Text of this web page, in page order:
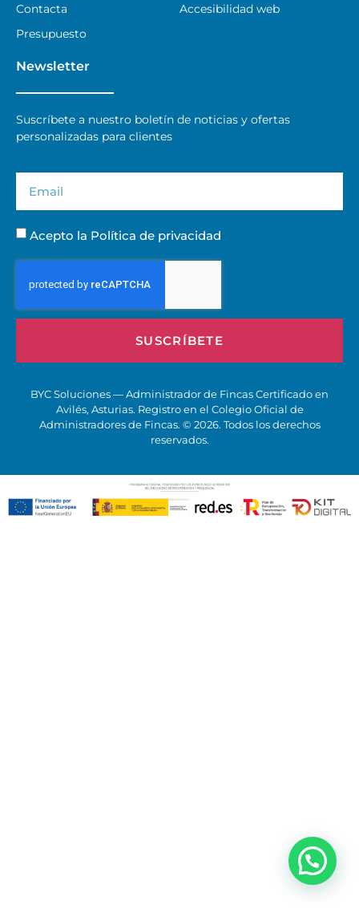
Contacta
Presupuesto
Accesibilidad web
Newsletter
Suscríbete a nuestro boletín de noticias y ofertas
personalizadas para clientes
Acepto la Política de privacidad
SUSCRÍBETE
BYC Soluciones — Administrador de Fincas Certificado en
Avilés, Asturias. Registro en el Colegio Oficial de
Administradores de Fincas. © 2026. Todos los derechos
reservados.